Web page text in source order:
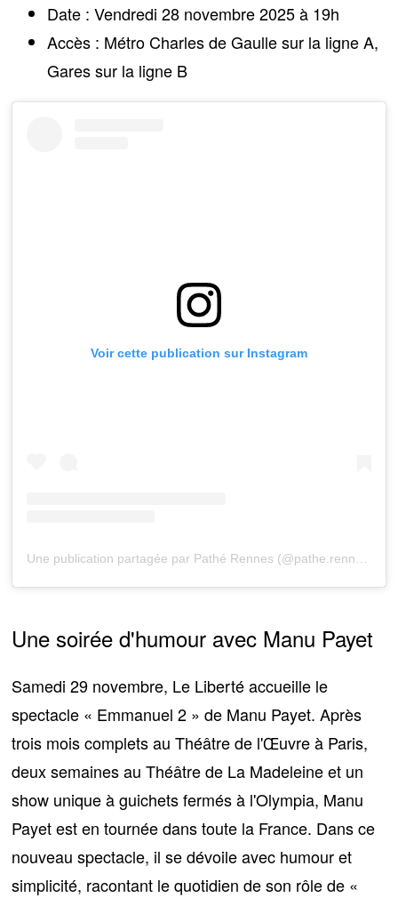
Date :Vendredi 28 novembre 2025 à 19h
Accès : Métro Charles de Gaulle sur la ligne A,
Gares sur la ligne B
Voir cette publication sur Instagram
Une publication partagée par Pathé Rennes (@pathe.rennes)
Une soirée d'humour avec Manu Payet
Samedi 29 novembre, Le Liberté accueille le
spectacle « Emmanuel 2 » de Manu Payet. Après
trois mois complets au Théâtre de l'Œuvre à Paris,
deux semaines au Théâtre de La Madeleine et un
show unique à guichets fermés à l'Olympia, Manu
Payet est en tournée dans toute la France. Dans ce
nouveau spectacle, il se dévoile avec humour et
simplicité, racontant le quotidien de son rôle de «